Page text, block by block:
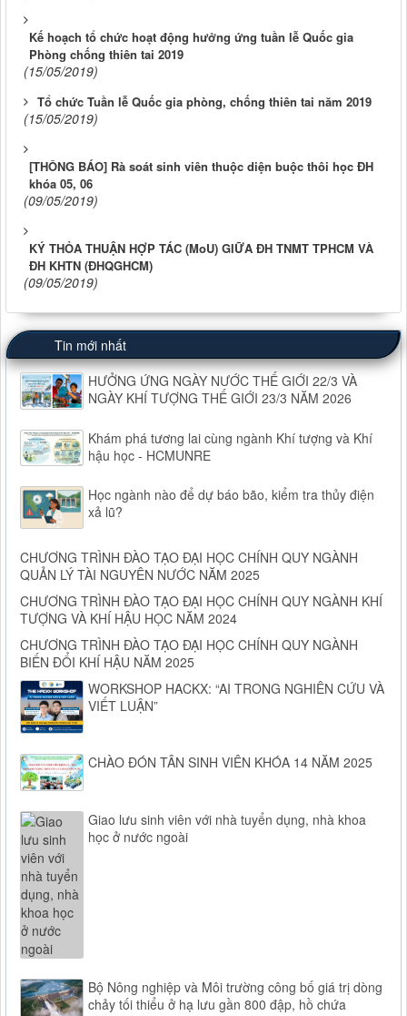
Kế hoạch tổ chức hoạt động hưởng ứng tuần lễ Quốc gia
Phòng chống thiên tai 2019
(15/05/2019)
Tổ chức Tuần lễ Quốc gia phòng, chống thiên tai năm 2019
(15/05/2019)
[THÔNG BÁO] Rà soát sinh viên thuộc diện buộc thôi học ĐH
khóa 05, 06
(09/05/2019)
KÝ THỎA THUẬN HỢP TÁC (MoU) GIỮA ĐH TNMT TPHCM VÀ
ĐH KHTN (ĐHQGHCM)
(09/05/2019)
Tin mới nhất
HƯỞNG ỨNG NGÀY NƯỚC THẾ GIỚI 22/3 VÀ
NGÀY KHÍ TƯỢNG THẾ GIỚI 23/3 NĂM 2026
Khám phá tương lai cùng ngành Khí tượng và Khí
hậu học - HCMUNRE
Học ngành nào để dự báo bão, kiểm tra thủy điện
xả lũ?
CHƯƠNG TRÌNH ĐÀO TẠO ĐẠI HỌC CHÍNH QUY NGÀNH
QUẢN LÝ TÀI NGUYÊN NƯỚC NĂM 2025
CHƯƠNG TRÌNH ĐÀO TẠO ĐẠI HỌC CHÍNH QUY NGÀNH KHÍ
TƯỢNG VÀ KHÍ HẬU HỌC NĂM 2024
CHƯƠNG TRÌNH ĐÀO TẠO ĐẠI HỌC CHÍNH QUY NGÀNH
BIẾN ĐỔI KHÍ HẬU NĂM 2025
WORKSHOP HACKX: “AI TRONG NGHIÊN CỨU VÀ
VIẾT LUẬN”
CHÀO ĐÓN TÂN SINH VIÊN KHÓA 14 NĂM 2025
Giao lưu sinh viên với nhà tuyển dụng, nhà khoa
học ở nước ngoài
Bộ Nông nghiệp và Môi trường công bố giá trị dòng
chảy tối thiểu ở hạ lưu gần 800 đập, hồ chứa